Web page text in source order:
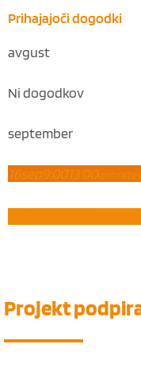
Prihajajoči dogodki
avgust
Ni dogodkov
september
Projekt